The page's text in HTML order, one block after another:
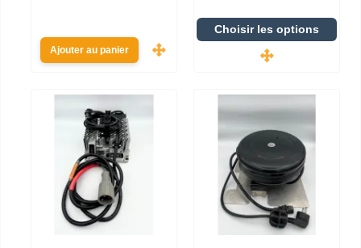
Ajouter au panier
Choisir les options